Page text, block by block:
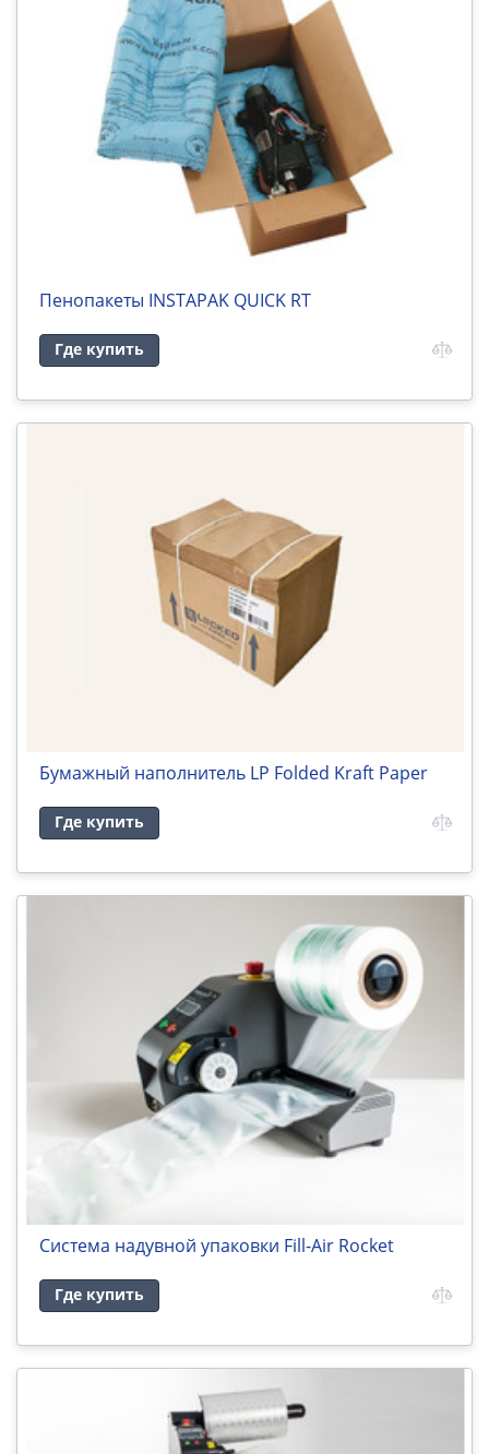
Пенопакеты INSTAPAK QUICK RT
Где купить
Бумажный наполнитель LP Folded Kraft Paper
Где купить
Система надувной упаковки Fill-Air Rocket
Где купить